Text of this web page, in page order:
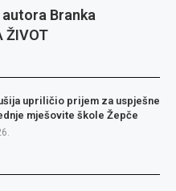
Branka
ŽIVOT
upriličio prijem za uspješne
mješovite škole Žepče